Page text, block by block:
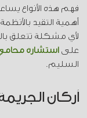
فهم هذه الأنواع
أهمية التقيد
لأي مشكلة تتعلق
على استشارة
السليم.
أركان